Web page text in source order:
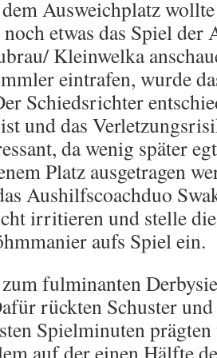
Ausweichplatz
etwas das Spiel
Kleinwelka
eintrafen, wurde
Schiedsrichter
und das
da wenig später
Platz ausgetragen
Aushilfscoachduo
irritieren und stelle
aufs Spiel ein.
fulminanten
rückten Schuster
Spielminuten
auf der einen Hälfte